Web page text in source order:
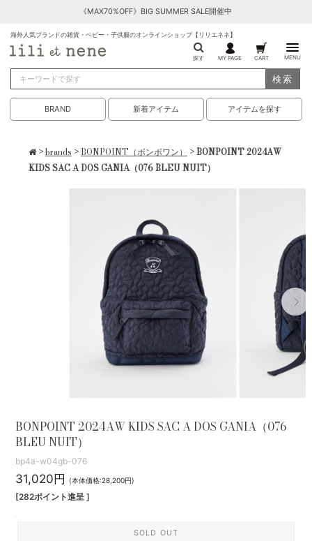
《MAX70%OFF》BIG SUMMER SALE開催中
海外人気ブランドの雑貨・ベビー・子供服のオンラインショップ【リリエネネ】
探す MY PAGE CART MENU
検索
BRAND 新着アイテム アイテムを探す
>brands > BONPOINT（ボンポワン） > BONPOINT 2024AW
KIDS SAC A DOS GANIA（076 BLEU NUIT）
BONPOINT 2024AW KIDS SAC A DOS GANIA（076
BLEU NUIT）
bp4a-w04gb-076
31,020円 (本体価格:28,200円)
[282ポイント進呈 ]
SOLD OUT